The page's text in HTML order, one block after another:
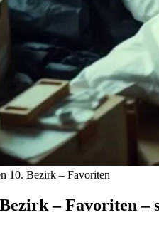
10. Bezirk – Favoriten
– Favoriten